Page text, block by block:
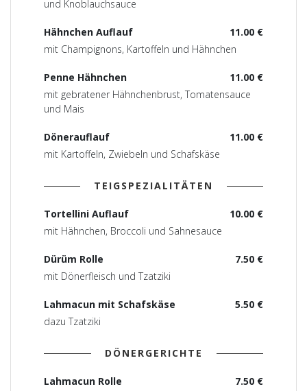
und Knoblauchsauce
11.00 €
Hähnchen Auflauf
mit Champignons, Kartoffeln und Hähnchen
11.00 €
Penne Hähnchen
mit gebratener Hähnchenbrust, Tomatensauce
und Mais
11.00 €
Dönerauflauf
mit Kartoffeln, Zwiebeln und Schafskäse
TEIGSPEZIALITÄTEN
10.00 €
Tortellini Auflauf
mit Hähnchen, Broccoli und Sahnesauce
7.50 €
Dürüm Rolle
mit Dönerfleisch und Tzatziki
5.50 €
Lahmacun mit Schafskäse
dazu Tzatziki
DÖNERGERICHTE
7.50 €
Lahmacun Rolle